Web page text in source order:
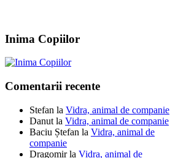
Inima Copiilor
Comentarii recente
Stefan la Vidra, animal de companie
Danut la Vidra, animal de companie
Baciu Ștefan la Vidra, animal de
companie
Dragomirla Vidra, animal de